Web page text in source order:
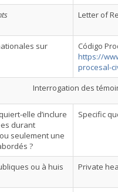
Letter of
sur
Código
https://
procesal-
Interrogation des
elle d’inclure
durant
seulement une
?
Specific
ou à huis
Private